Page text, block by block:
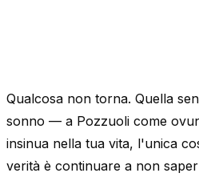
Qualcosa non torna. Quella
sonno — a Pozzuoli come
insinua nella tua vita, l'unica
verità è continuare a non